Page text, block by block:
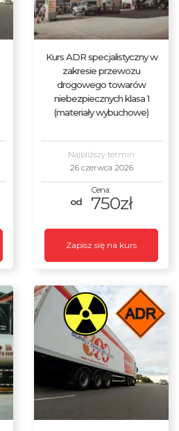
Kurs ADR specjalistyczny w
zakresie przewozu
drogowego towarów
niebezpiecznych klasa 1
(materiały wybuchowe)
Najbliższy termin
26 czerwca 2026
750zł
Zapisz się na kurs